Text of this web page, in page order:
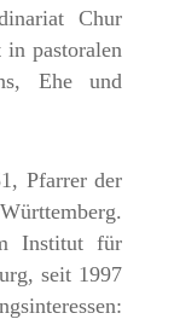
Chur
in pastoralen
Ehe und
Pfarrer der
Institut für
seit 1997